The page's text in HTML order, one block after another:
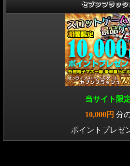
セブンフラッシ
当サイト限
10,000円 分
ポイントプレゼ